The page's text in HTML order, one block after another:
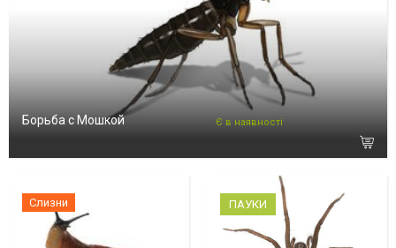
Борьба с Мошкой Є в наявності
Слизни ПАУКИ